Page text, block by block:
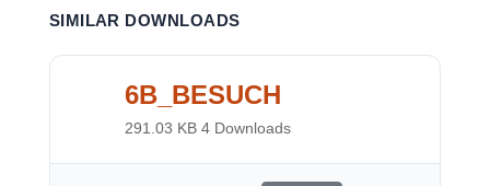
SIMILAR DOWNLOADS
6B_BESUCH
291.03 KB 4 Downloads